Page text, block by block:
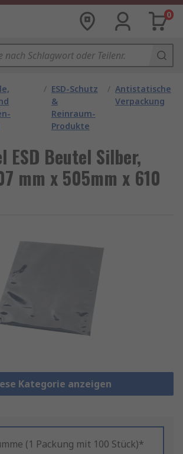
0
/ ESD-Schutz
&
Reinraum-
Produkte
/ Antistatische
Verpackung
ESD Beutel Silber,
mm x 505mm x 610
Kategorie anzeigen
(1 Packung mit 100 Stück)*